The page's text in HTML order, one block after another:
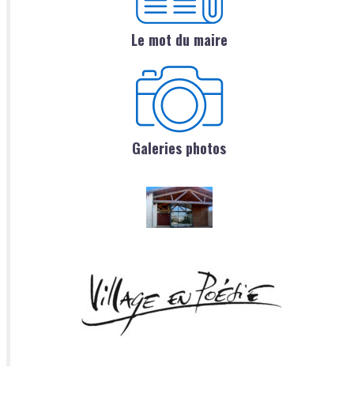
Le mot du maire
Galeries photos